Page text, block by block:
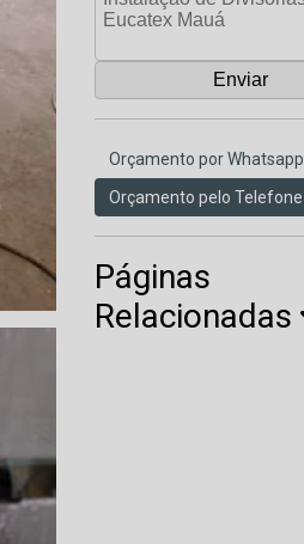
Orçamento por Whatsapp
Orçamento pelo Telefone
Páginas
Relacionadas